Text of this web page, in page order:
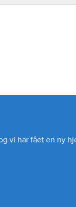
vi har fået en ny